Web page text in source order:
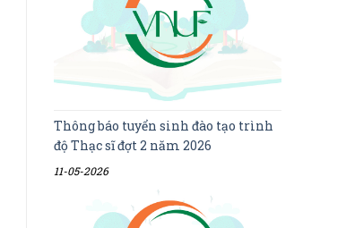
Thông báo tuyển sinh đào tạo trình
độ Thạc sĩ đợt 2 năm 2026
11-05-2026